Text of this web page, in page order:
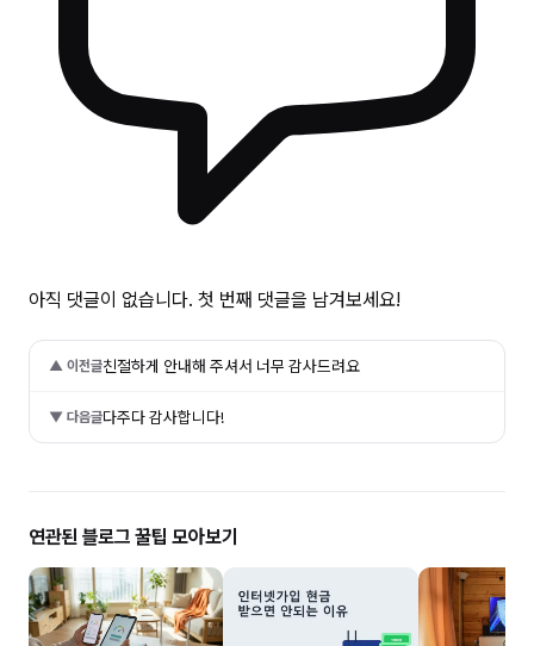
아직 댓글이 없습니다. 첫 번째 댓글을 남겨보세요!
▲ 이전글친절하게 안내해 주셔서 너무 감사드려요
▼ 다음글다주다 감사합니다!
연관된 블로그 꿀팁 모아보기